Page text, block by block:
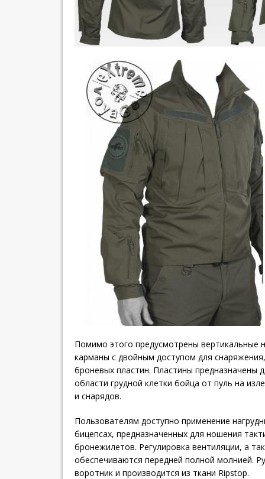
Помимо этого предусмотрены вертикальные
карманы с двойным доступом для
броневых пластин. Пластины предназначены
области грудной клетки бойца от пуль на
и снарядов.
Пользователям доступно применение
бицепсах, предназначенных для ношения
бронежилетов. Регулировка вентиляции, а
обеспечиваются передней полной молнией.
воротник и производится из ткани Ripstop.